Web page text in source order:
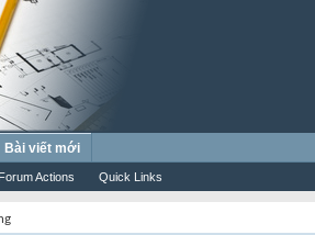
Forum Actions Quick Links
Bài viết mới